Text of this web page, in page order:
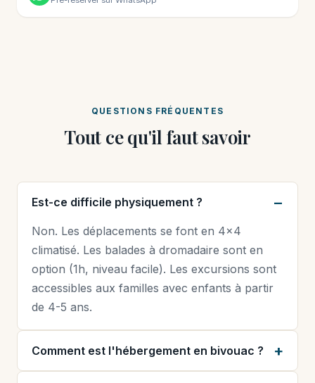
QUESTIONS FRÉQUENTES
Tout ce qu'il faut savoir
Est-ce difficile physiquement ?
Non. Les déplacements se font en 4×4
climatisé. Les balades à dromadaire sont en
option (1h, niveau facile). Les excursions sont
accessibles aux familles avec enfants à partir
de 4-5 ans.
Comment est l'hébergement en bivouac ?